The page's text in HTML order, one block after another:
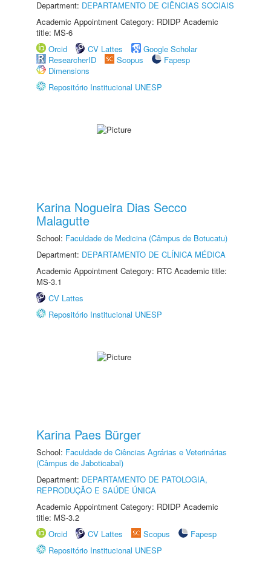
Department: DEPARTAMENTO DE CIÊNCIAS SOCIAIS
Academic Appointment Category: RDIDP Academic
title: MS-6
Orcid
CV Lattes
Google Scholar
ResearcherID
Scopus
Fapesp
Dimensions
Repositório Institucional UNESP
Karina Nogueira Dias Secco
Malagutte
School: Faculdade de Medicina (Câmpus de Botucatu)
Department: DEPARTAMENTO DE CLÍNICA MÉDICA
Academic Appointment Category: RTC Academic title:
MS-3.1
CV Lattes
Repositório Institucional UNESP
Karina Paes Bürger
School: Faculdade de Ciências Agrárias e Veterinárias
(Câmpus de Jaboticabal)
Department: DEPARTAMENTO DE PATOLOGIA,
REPRODUÇÃO E SAÚDE ÚNICA
Academic Appointment Category: RDIDP Academic
title: MS-3.2
Orcid
CV Lattes Scopus
Fapesp
Repositório Institucional UNESP